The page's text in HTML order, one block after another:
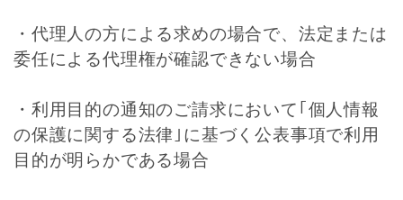
・代理人の方による求めの場合で、法定または
委任による代理権が確認できない場合
・利用目的の通知のご請求において｢個人情報
の保護に関する法律｣に基づく公表事項で利用
目的が明らかである場合